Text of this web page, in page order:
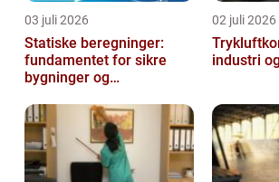
03 juli 2026
Statiske beregninger:
fundamentet for sikre
bygninger og
02 juli 2026
industri